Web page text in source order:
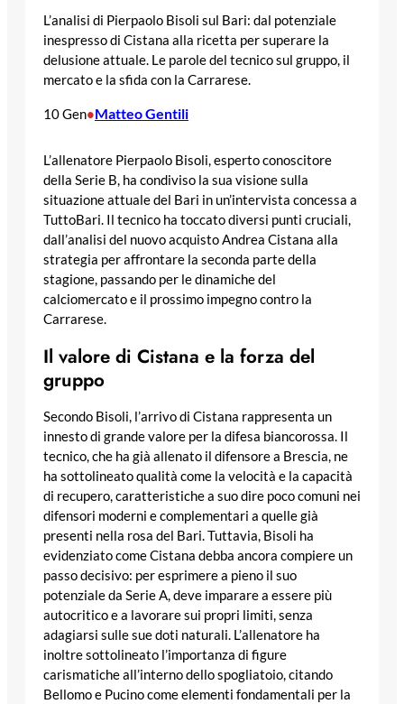
L’analisi di Pierpaolo Bisoli sul Bari: dal potenziale
inespresso di Cistana alla ricetta per superare la
delusione attuale. Le parole del tecnico sul gruppo, il
mercato e la sfida con la Carrarese.
10 Gen•Matteo Gentili
L’allenatore Pierpaolo Bisoli, esperto conoscitore
della Serie B, ha condiviso la sua visione sulla
situazione attuale del Bari in un’intervista concessa a
TuttoBari. Il tecnico ha toccato diversi punti cruciali,
dall’analisi del nuovo acquisto Andrea Cistana alla
strategia per affrontare la seconda parte della
stagione, passando per le dinamiche del
calciomercato e il prossimo impegno contro la
Carrarese.
Il valore di Cistana e la forza del
gruppo
Secondo Bisoli, l’arrivo di Cistana rappresenta un
innesto di grande valore per la difesa biancorossa. Il
tecnico, che ha già allenato il difensore a Brescia, ne
ha sottolineato qualità come la velocità e la capacità
di recupero, caratteristiche a suo dire poco comuni nei
difensori moderni e complementari a quelle già
presenti nella rosa del Bari. Tuttavia, Bisoli ha
evidenziato come Cistana debba ancora compiere un
passo decisivo: per esprimere a pieno il suo
potenziale da Serie A, deve imparare a essere più
autocritico e a lavorare sui propri limiti, senza
adagiarsi sulle sue doti naturali. L’allenatore ha
inoltre sottolineato l’importanza di figure
carismatiche all’interno dello spogliatoio, citando
Bellomo e Pucino come elementi fondamentali per la